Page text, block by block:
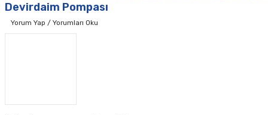
Devirdaim Pompası
Yorum Yap / Yorumları Oku